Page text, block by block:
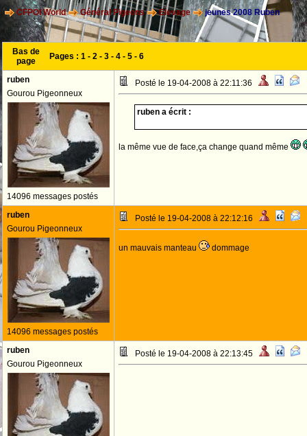
CFPOI World Général Pigeons Elevage jeunes 2008 Ruben
Bas de
page
Pages : 1 - 2 - 3 - 4 - 5 - 6
ruben
Gourou Pigeonneux
14096 messages postés
Posté le 19-04-2008 à 22:11:36
ruben a écrit :
la même vue de face,ça change quand même
ruben
Gourou Pigeonneux
14096 messages postés
Posté le 19-04-2008 à 22:12:16
un mauvais manteau dommage
ruben
Gourou Pigeonneux
Posté le 19-04-2008 à 22:13:45